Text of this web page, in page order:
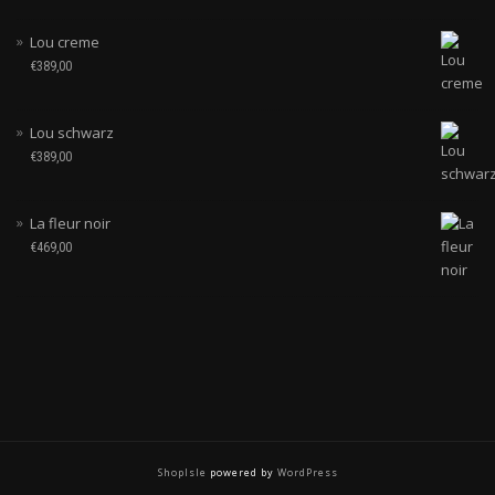
Lou creme
€389,00
Lou schwarz
€389,00
La fleur noir
€469,00
ShopIsle powered by WordPress